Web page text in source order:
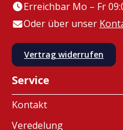
Erreichbar Mo – Fr
Oder über unser
Vertrag widerrufen
Service
Kontakt
Veredelung